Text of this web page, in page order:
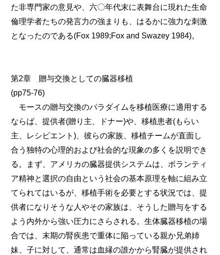
た非専門家の意見や、六〇年代末に表舞台に現れた生命
倫理学者たちの発言力の強まりも、はるかに強力な刺激
となったのである(Fox 1989;Fox and Swazey 1984)。
第2章 贈与交換としての臓器移植
(pp75-76)
モースの贈与交換のパラダイムを移植医療に適用する
ならば、提供者(贈り主、ドナー)や、移植患者(もらい
主、レシピエント)、彼らの家族、移植チームが直面し
合う独特の心理的および社会的な現象の多くを説明でき
る。まず、アメリカの臓器提供システムは、ボランティ
ア精神と選択の自由という社会の基本原理を軸に組み立
てられてはいるが、移植手術を必要とする状況では、提
供者になりそうな人やその家族は、そうした贈与をする
よう内外から強い圧力にさらされる。生体臓器移植の場
合では、末期の腎疾患で重体に陥っている親か兄弟姉
妹、子に対して、通常は血縁の誰かから腎臓が提供され